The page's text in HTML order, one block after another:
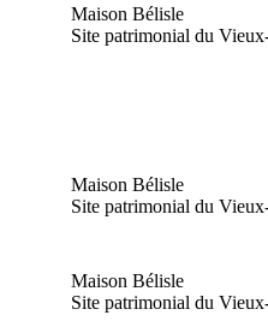
Maison Bélisle
Site patrimonial du
Maison Bélisle
Site patrimonial du
Maison Bélisle
Site patrimonial du